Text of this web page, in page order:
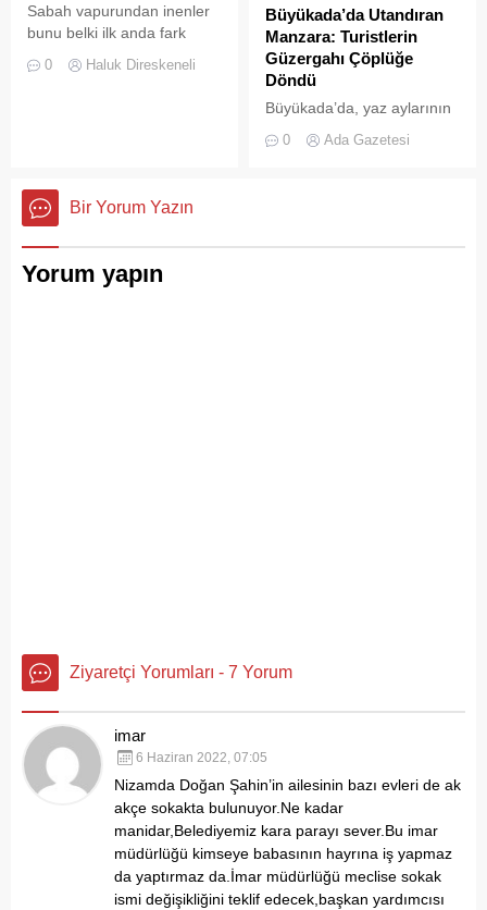
Sabah vapurundan inenler
bunu belki ilk anda fark
Büyükada’yı elli, altmış yıldır
0 Haluk Direskeneli
Büyükada’da Utandıran
Manzara: Turistlerin
Güzergahı Çöplüğe
Döndü
Büyükada’da, yaz aylarının
ziyaretçi yoğunluğu, temizlik
0 Ada Gazetesi
Bir Yorum Yazın
Yorum yapın
Ziyaretçi Yorumları - 7 Yorum
imar
6 Haziran 2022, 07:05
Nizamda Doğan Şahin’in ailesinin bazı evleri de ak
akçe sokakta bulunuyor.Ne kadar
manidar,Belediyemiz kara parayı sever.Bu imar
müdürlüğü kimseye babasının hayrına iş yapmaz
da yaptırmaz da.İmar müdürlüğü meclise sokak
ismi değişikliğini teklif edecek,başkan yardımcısı